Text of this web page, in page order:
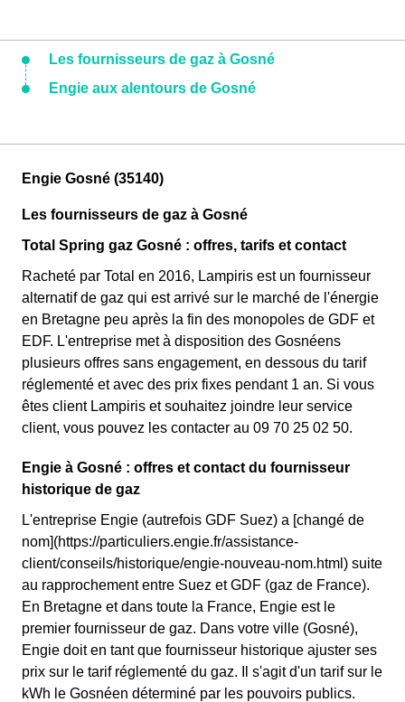
Les fournisseurs de gaz à Gosné
Engie aux alentours de Gosné
Engie Gosné (35140)
Les fournisseurs de gaz à Gosné
Total Spring gaz Gosné : offres, tarifs et contact
Racheté par Total en 2016, Lampiris est un fournisseur
alternatif de gaz qui est arrivé sur le marché de l'énergie
en Bretagne peu après la fin des monopoles de GDF et
EDF. L'entreprise met à disposition des Gosnéens
plusieurs offres sans engagement, en dessous du tarif
réglementé et avec des prix fixes pendant 1 an. Si vous
êtes client Lampiris et souhaitez joindre leur service
client, vous pouvez les contacter au 09 70 25 02 50.
Engie à Gosné : offres et contact du fournisseur
historique de gaz
L'entreprise Engie (autrefois GDF Suez) a [changé de
nom](https://particuliers.engie.fr/assistance-
client/conseils/historique/engie-nouveau-nom.html) suite
au rapprochement entre Suez et GDF (gaz de France).
En Bretagne et dans toute la France, Engie est le
premier fournisseur de gaz. Dans votre ville (Gosné),
Engie doit en tant que fournisseur historique ajuster ses
prix sur le tarif réglementé du gaz. Il s'agit d'un tarif sur le
kWh le Gosnéen déterminé par les pouvoirs publics.